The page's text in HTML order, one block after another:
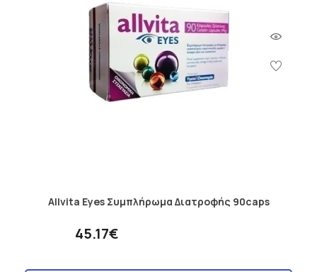
Allvita Eyes Συμπλήρωμα Διατροφής 90caps
45.17€